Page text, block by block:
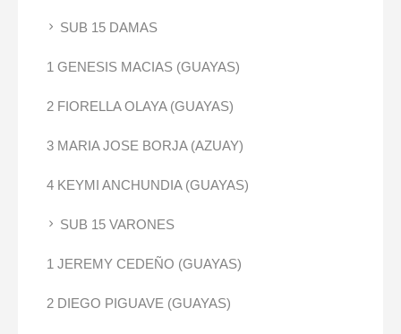
SUB 15 DAMAS
1 GENESIS MACIAS (GUAYAS)
2 FIORELLA OLAYA (GUAYAS)
3 MARIA JOSE BORJA (AZUAY)
4 KEYMI ANCHUNDIA (GUAYAS)
SUB 15 VARONES
1 JEREMY CEDEÑO (GUAYAS)
2 DIEGO PIGUAVE (GUAYAS)